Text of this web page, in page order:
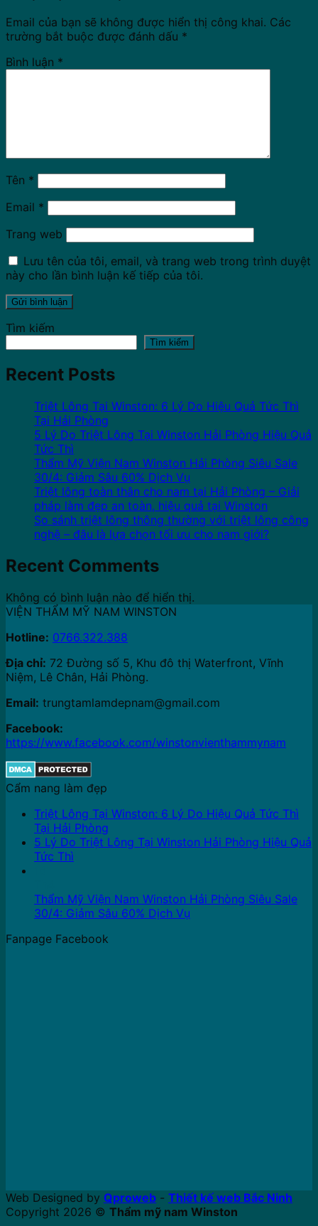
Email của bạn sẽ không được hiển thị công khai. Các
trường bắt buộc được đánh dấu *
Bình luận *
Tên *
Email *
Trang web
Lưu tên của tôi, email, và trang web trong trình duyệt
này cho lần bình luận kế tiếp của tôi.
Tìm kiếm
Tìm kiếm
Recent Posts
Triệt Lông Tại Winston: 6 Lý Do Hiệu Quả Tức Thì
Tại Hải Phòng
5 Lý Do Triệt Lông Tại Winston Hải Phòng Hiệu Quả
Tức Thì
Thẩm Mỹ Viện Nam Winston Hải Phòng Siêu Sale
30/4: Giảm Sâu 60% Dịch Vụ
Triệt lông toàn thân cho nam tại Hải Phòng – Giải
pháp làm đẹp an toàn, hiệu quả tại Winston
So sánh triệt lông thông thường với triệt lông công
nghệ – đâu là lựa chọn tối ưu cho nam giới?
Recent Comments
Không có bình luận nào để hiển thị.
VIỆN THẨM MỸ NAM WINSTON
Hotline: 0766.322.388
Địa chỉ: 72 Đường số 5, Khu đô thị Waterfront, Vĩnh
Niệm, Lê Chân, Hải Phòng.
Email: trungtamlamdepnam@gmail.com
Facebook:
https://www.facebook.com/winstonvienthammynam
Cẩm nang làm đẹp
Triệt Lông Tại Winston: 6 Lý Do Hiệu Quả Tức Thì
Tại Hải Phòng
5 Lý Do Triệt Lông Tại Winston Hải Phòng Hiệu Quả
Tức Thì
Thẩm Mỹ Viện Nam Winston Hải Phòng Siêu Sale
30/4: Giảm Sâu 60% Dịch Vụ
Fanpage Facebook
Web Designed by Qproweb - Thiết kế web Bắc Ninh
Copyright 2026 © Thẩm mỹ nam Winston